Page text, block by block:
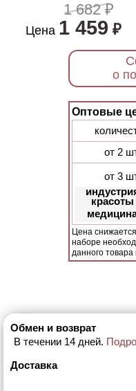
1 682 ₽
Цена 1 459 ₽
о
Оптовые
от 2
от 3
красоты
Цена
наборе
данного товара
Обмен и возврат
В течении 14 дней.
Доставка